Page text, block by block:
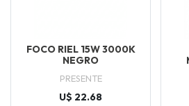
FOCO RIEL 15W 3000K
NEGRO
PRESENTE
U$ 22.68